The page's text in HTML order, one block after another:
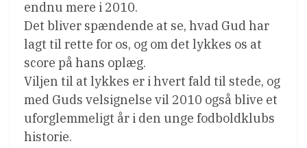
endnu mere i 2010.
Det bliver spændende at se, hvad Gud har
lagt til rette for os, og om det lykkes os at
score på hans oplæg.
Viljen til at lykkes er i hvert fald til stede, og
med Guds velsignelse vil 2010 også blive et
uforglemmeligt år i den unge fodboldklubs
historie.